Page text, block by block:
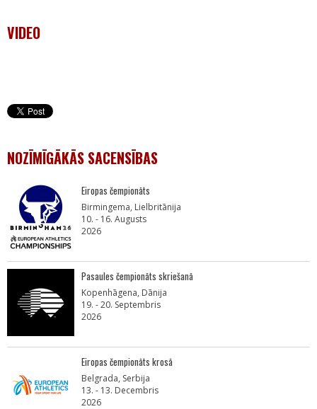
VIDEO
NOZĪMĪGĀKĀS SACENSĪBAS
Eiropas čempionāts
Birmingema, Lielbritānija
10. - 16. Augusts
2026
Pasaules čempionāts skriešanā
Kopenhāgena, Dānija
19. - 20. Septembris
2026
Eiropas čempionāts krosā
Belgrada, Serbija
13. - 13. Decembris
2026